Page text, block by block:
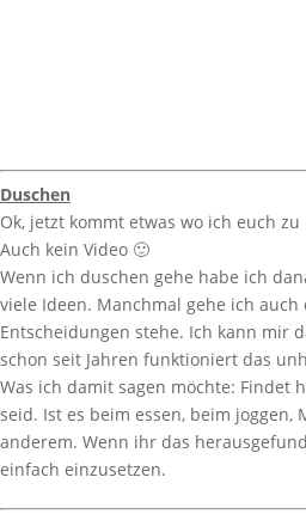
Duschen
Ok, jetzt kommt etwas wo ich euch
Auch kein Video 🙂
Wenn ich duschen gehe habe ich
viele Ideen. Manchmal gehe ich
Entscheidungen stehe. Ich kann mir
schon seit Jahren funktioniert das
Was ich damit sagen möchte: Findet
seid. Ist es beim essen, beim joggen,
anderem. Wenn ihr das
einfach einzusetzen.